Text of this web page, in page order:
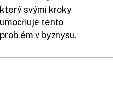
který svými kroky
umocňuje tento
problém v byznysu.